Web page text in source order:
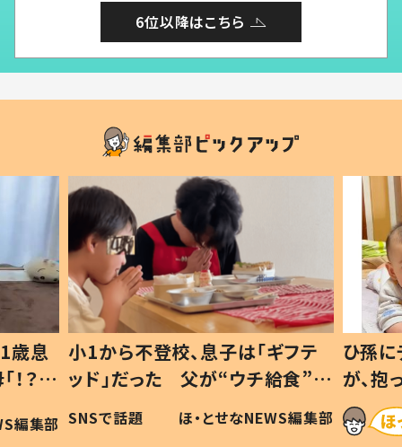
6位以降はこちら
歳息
？」
編集部
小1から不登校、息子は「ギフテ
ッド」だった 父が“ウチ給食”を
作り続ける理由とは #令和の親
#令和の子
SNSで話題 ほ・とせなNEWS編集部
ひ孫
が、
「涙が
い」